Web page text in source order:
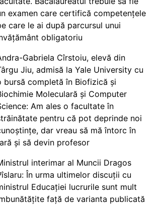
examen care certifică competențele
care le ai după parcursul unui
obligatoriu
Gabriela Cîrstoiu, elevă din
Jiu, admisă la Yale University cu
bursă completă în Biofizică și
Moleculară și Computer
Am ales o facultate în
pentru că pot deprinde noi
dar vreau să mă întorc în
și să devin profesor
interimar al Muncii Dragos
În urma ultimelor discuții cu
Educației lucrurile sunt mult
față de varianta publicată